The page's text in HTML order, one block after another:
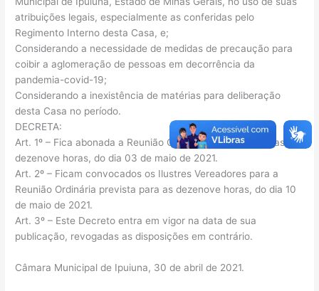
atribuições legais, especialmente as conferidas pelo
Regimento Interno desta Casa, e;
Considerando a necessidade de medidas de precaução para
coibir a aglomeração de pessoas em decorrência da
pandemia-covid-19;
Considerando a inexistência de matérias para deliberação
desta Casa no período.
DECRETA:
Art. 1º – Fica abonada a Reunião Ordinária prevista para as
dezenove horas, do dia 03 de maio de 2021.
Art. 2º – Ficam convocados os Ilustres Vereadores para a
Reunião Ordinária prevista para as dezenove horas, do dia 10
de maio de 2021.
Art. 3º – Este Decreto entra em vigor na data de sua
publicação, revogadas as disposições em contrário.
Câmara Municipal de Ipuiuna, 30 de abril de 2021.